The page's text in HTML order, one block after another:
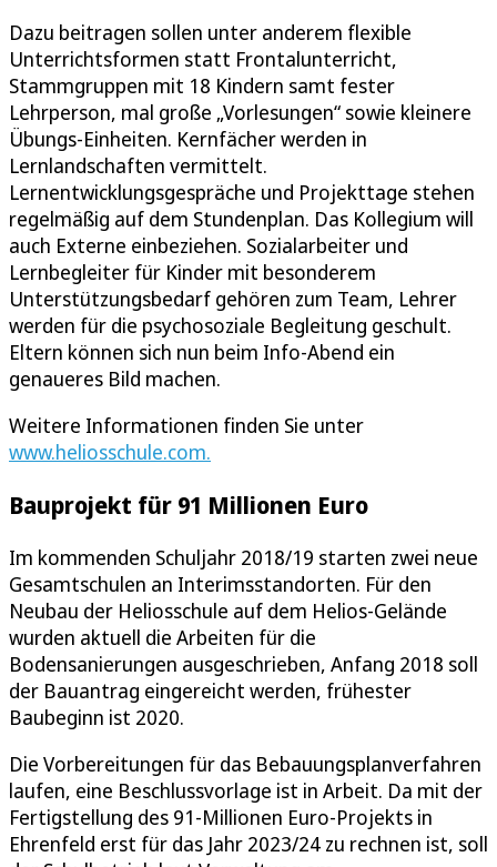
Dazu beitragen sollen unter anderem flexible
Unterrichtsformen statt Frontalunterricht,
Stammgruppen mit 18 Kindern samt fester
Lehrperson, mal große „Vorlesungen“ sowie kleinere
Übungs-Einheiten. Kernfächer werden in
Lernlandschaften vermittelt.
Lernentwicklungsgespräche und Projekttage stehen
regelmäßig auf dem Stundenplan. Das Kollegium will
auch Externe einbeziehen. Sozialarbeiter und
Lernbegleiter für Kinder mit besonderem
Unterstützungsbedarf gehören zum Team, Lehrer
werden für die psychosoziale Begleitung geschult.
Eltern können sich nun beim Info-Abend ein
genaueres Bild machen.
Weitere Informationen finden Sie unter
www.heliosschule.com.
Bauprojekt für 91 Millionen Euro
Im kommenden Schuljahr 2018/19 starten zwei neue
Gesamtschulen an Interimsstandorten. Für den
Neubau der Heliosschule auf dem Helios-Gelände
wurden aktuell die Arbeiten für die
Bodensanierungen ausgeschrieben, Anfang 2018 soll
der Bauantrag eingereicht werden, frühester
Baubeginn ist 2020.
Die Vorbereitungen für das Bebauungsplanverfahren
laufen, eine Beschlussvorlage ist in Arbeit. Da mit der
Fertigstellung des 91-Millionen Euro-Projekts in
Ehrenfeld erst für das Jahr 2023/24 zu rechnen ist, soll